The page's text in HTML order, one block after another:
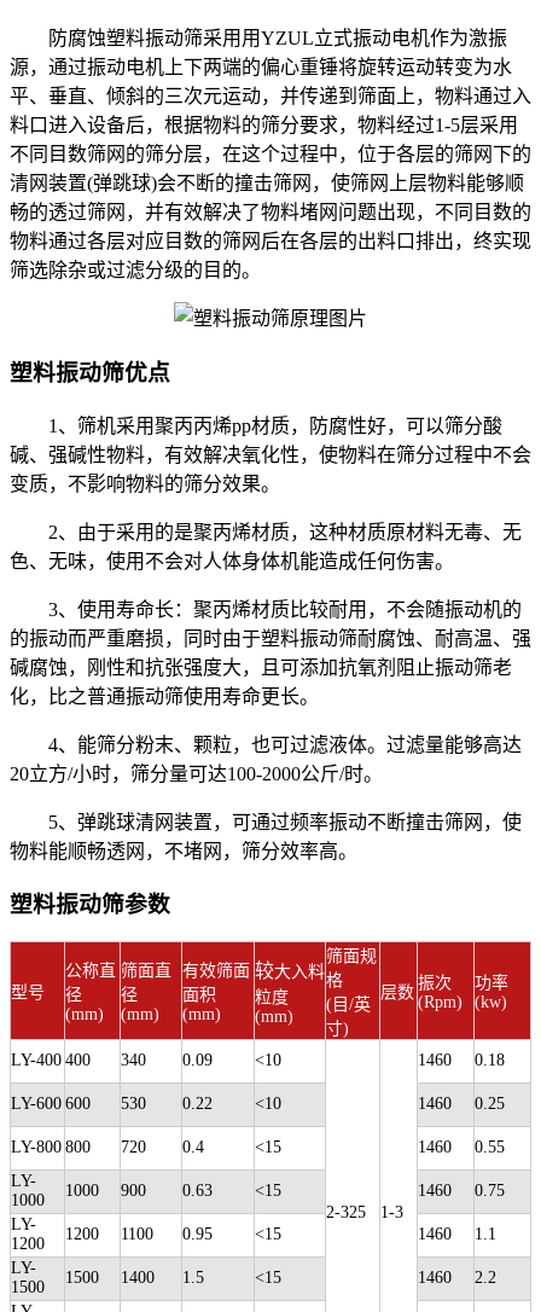
防腐蚀塑料振动筛采用用YZUL立式振动电机作为激振
源，通过振动电机上下两端的偏心重锤将旋转运动转变为水
平、垂直、倾斜的三次元运动，并传递到筛面上，物料通过入
料口进入设备后，根据物料的筛分要求，物料经过1-5层采用
不同目数筛网的筛分层，在这个过程中，位于各层的筛网下的
清网装置(弹跳球)会不断的撞击筛网，使筛网上层物料能够顺
畅的透过筛网，并有效解决了物料堵网问题出现，不同目数的
物料通过各层对应目数的筛网后在各层的出料口排出，终实现
筛选除杂或过滤分级的目的。
塑料振动筛优点
1、筛机采用聚丙丙烯pp材质，防腐性好，可以筛分酸
碱、强碱性物料，有效解决氧化性，使物料在筛分过程中不会
变质，不影响物料的筛分效果。
2、由于采用的是聚丙烯材质，这种材质原材料无毒、无
色、无味，使用不会对人体身体机能造成任何伤害。
3、使用寿命长：聚丙烯材质比较耐用，不会随振动机的
的振动而严重磨损，同时由于塑料振动筛耐腐蚀、耐高温、强
碱腐蚀，刚性和抗张强度大，且可添加抗氧剂阻止振动筛老
化，比之普通振动筛使用寿命更长。
4、能筛分粉末、颗粒，也可过滤液体。过滤量能够高达
20立方/小时，筛分量可达100-2000公斤/时。
5、弹跳球清网装置，可通过频率振动不断撞击筛网，使
物料能顺畅透网，不堵网，筛分效率高。
塑料振动筛参数
型号
公称直
径
(mm)
筛面直
径
(mm)
有效筛面
面积
(mm)
较大入料
粒度
(mm)
筛面规
格
(目/英
寸)
层数
振次
(Rpm)
功率
(kw)
LY-400 400 340 0.09 <10
2-325 1-3
1460 0.18
LY-600 600 530 0.22 <10 1460 0.25
LY-800 800 720 0.4 <15 1460
0.55
LY-
1000
1000 900 0.63 <15 1460
0.75
LY-
1200
1200 1100 0.95 <15 1460
1.1
LY-
1500
1500 1400 1.5 <15 1460
2.2